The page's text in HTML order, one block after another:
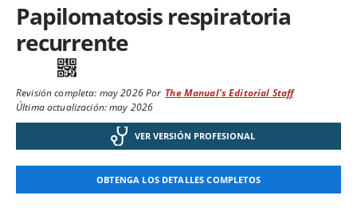
Papilomatosis respiratoria
recurrente
Revisión completa: may 2026Por The Manual's Editorial Staff
Última actualización: may 2026
VER VERSIÓN PROFESIONAL
OBTENGA LOS DETALLES COMPLETOS